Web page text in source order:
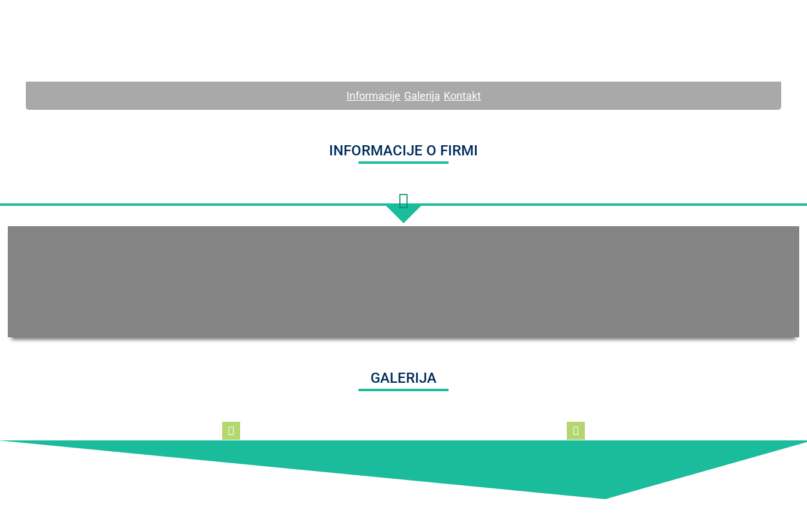
Informacije Galerija Kontakt
INFORMACIJE O FIRMI
GALERIJA